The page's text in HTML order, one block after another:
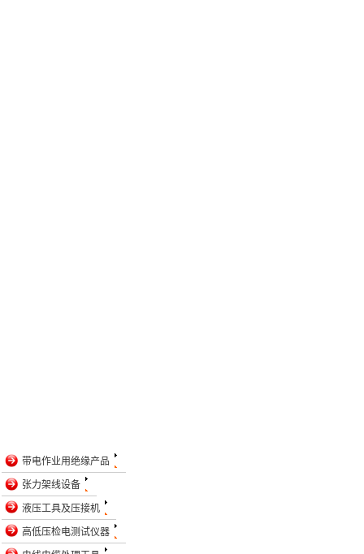
带电作业用绝缘产品
张力架线设备
液压工具及压接机
高低压检电测试仪器